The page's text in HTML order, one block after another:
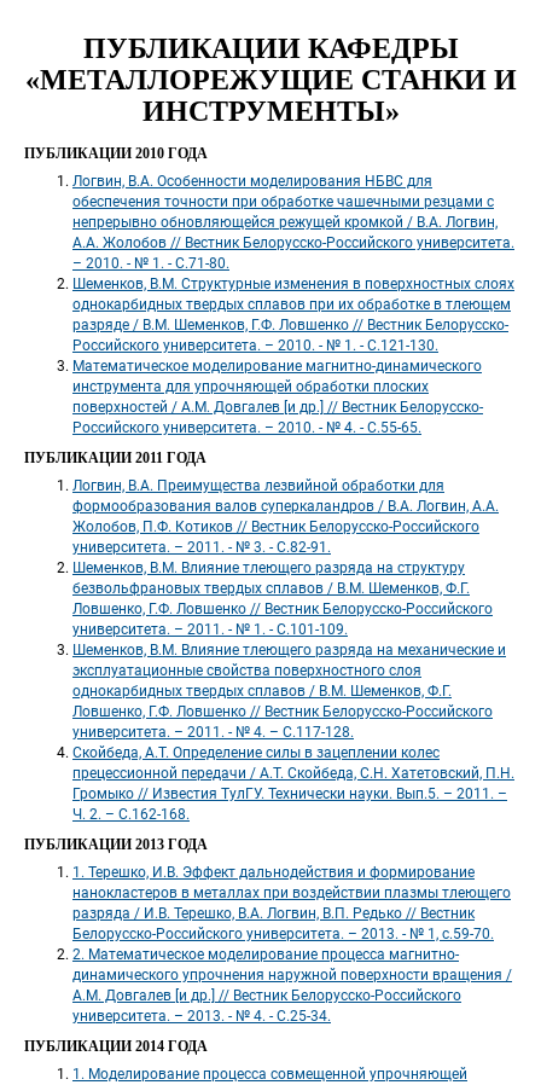
ПУБЛИКАЦИИ КАФЕДРЫ
«МЕТАЛЛОРЕЖУЩИЕ СТАНКИ И
ИНСТРУМЕНТЫ»
ПУБЛИКАЦИИ 2010 ГОДА
Логвин, В.А. Особенности моделирования НБВС для
обеспечения точности при обработке чашечными резцами с
непрерывно обновляющейся режущей кромкой / В.А. Логвин,
А.А. Жолобов // Вестник Белорусско-Российского университета.
– 2010. - № 1. - С.71-80.
Шеменков, В.М. Структурные изменения в поверхностных слоях
однокарбидных твердых сплавов при их обработке в тлеющем
разряде / В.М. Шеменков, Г.Ф. Ловшенко // Вестник Белорусско-
Российского университета. – 2010. - № 1. - С.121-130.
Математическое моделирование магнитно-динамического
инструмента для упрочняющей обработки плоских
поверхностей / А.М. Довгалев [и др.] // Вестник Белорусско-
Российского университета. – 2010. - № 4. - С.55-65.
ПУБЛИКАЦИИ 2011 ГОДА
Логвин, В.А. Преимущества лезвийной обработки для
формообразования валов суперкаландров / В.А. Логвин, А.А.
Жолобов, П.Ф. Котиков // Вестник Белорусско-Российского
университета. – 2011. - № 3. - С.82-91.
Шеменков, В.М. Влияние тлеющего разряда на структуру
безвольфрановых твердых сплавов / В.М. Шеменков, Ф.Г.
Ловшенко, Г.Ф. Ловшенко // Вестник Белорусско-Российского
университета. – 2011. - № 1. - С.101-109.
Шеменков, В.М. Влияние тлеющего разряда на механические и
эксплуатационные свойства поверхностного слоя
однокарбидных твердых сплавов / В.М. Шеменков, Ф.Г.
Ловшенко, Г.Ф. Ловшенко // Вестник Белорусско-Российского
университета. – 2011. - № 4. – С.117-128.
Скойбеда, А.Т. Определение силы в зацеплении колес
прецессионной передачи / А.Т. Скойбеда, С.Н. Хатетовский, П.Н.
Громыко // Известия ТулГУ. Технически науки. Вып.5. – 2011. –
Ч. 2. – С.162-168.
ПУБЛИКАЦИИ 2013 ГОДА
1. Терешко, И.В. Эффект дальнодействия и формирование
нанокластеров в металлах при воздействии плазмы тлеющего
разряда / И.В. Терешко, В.А. Логвин, В.П. Редько // Вестник
Белорусско-Российского университета. – 2013. - № 1, с.59-70.
2. Математическое моделирование процесса магнитно-
динамического упрочнения наружной поверхности вращения /
А.М. Довгалев [и др.] // Вестник Белорусско-Российского
университета. – 2013. - № 4. - С.25-34.
ПУБЛИКАЦИИ 2014 ГОДА
1. Моделирование процесса совмещенной упрочняющей